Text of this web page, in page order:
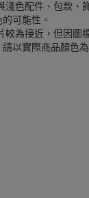
色配件、包款、
可能性。
為接近，但因圖
以實際商品顏色為